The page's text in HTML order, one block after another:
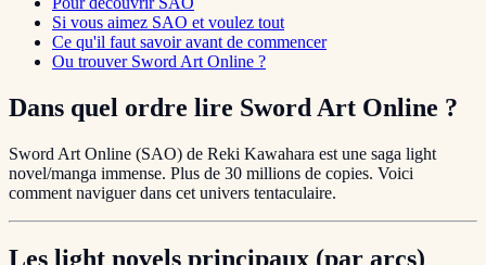
Si vous aimez SAO et voulez tout
Ce qu'il faut savoir avant de commencer
Ou trouver Sword Art Online ?
Dans quel ordre lire Sword Art Online ?
Sword Art Online (SAO) de Reki Kawahara est une saga light
novel/manga immense. Plus de 30 millions de copies. Voici
comment naviguer dans cet univers tentaculaire.
Les light novels principaux (par arcs)